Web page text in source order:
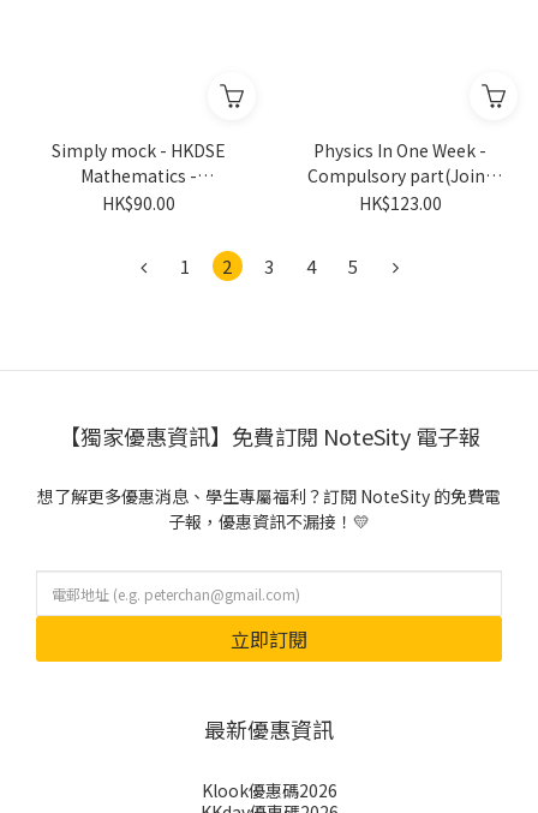
Simply mock - HKDSE
Mathematics -
Compulsory Part(Joint
HK$90.00
Physics In One Week -
Compulsory part(Joint
Us)
HK$123.00
1 2 3 4 5
【獨家優惠資訊】免費訂閱 NoteSity 電子報
想了解更多優惠消息、學生專屬福利？訂閱 NoteSity 的免費電
子報，優惠資訊不漏接！💛
立即訂閱
最新優惠資訊
Klook優惠碼2026